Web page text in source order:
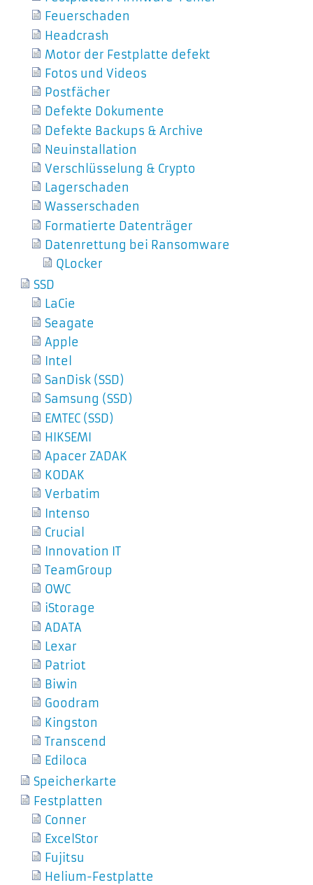
Feuerschaden
Headcrash
Motor der Festplatte defekt
Fotos und Videos
Postfächer
Defekte Dokumente
Defekte Backups & Archive
Neuinstallation
Verschlüsselung & Crypto
Lagerschaden
Wasserschaden
Formatierte Datenträger
Datenrettung bei Ransomware
QLocker
SSD
LaCie
Seagate
Apple
Intel
SanDisk (SSD)
Samsung (SSD)
EMTEC (SSD)
HIKSEMI
Apacer ZADAK
KODAK
Verbatim
Intenso
Crucial
Innovation IT
TeamGroup
OWC
iStorage
ADATA
Lexar
Patriot
Biwin
Goodram
Kingston
Transcend
Ediloca
Speicherkarte
Festplatten
Conner
ExcelStor
Fujitsu
Helium-Festplatte